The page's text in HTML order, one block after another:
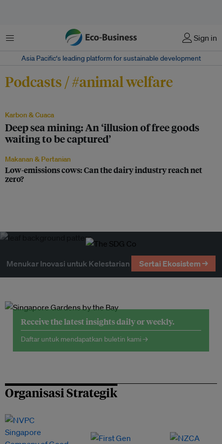
Menu Sign in
Asia Pacific‘s leading platform for sustainable development
Podcasts / #animal welfare
Karbon & Cuaca
Deep sea mining: An ‘illusion of free goods
waiting to be captured’
Makanan & Pertanian
Low-emissions cows: Can the dairy industry reach net
zero?
Menukar Inovasi untuk Kelestarian Sertai Ekosistem →
Receive the latest insights daily or weekly.
Daftar untuk mendapatkan buletin kami →
Organisasi Strategik